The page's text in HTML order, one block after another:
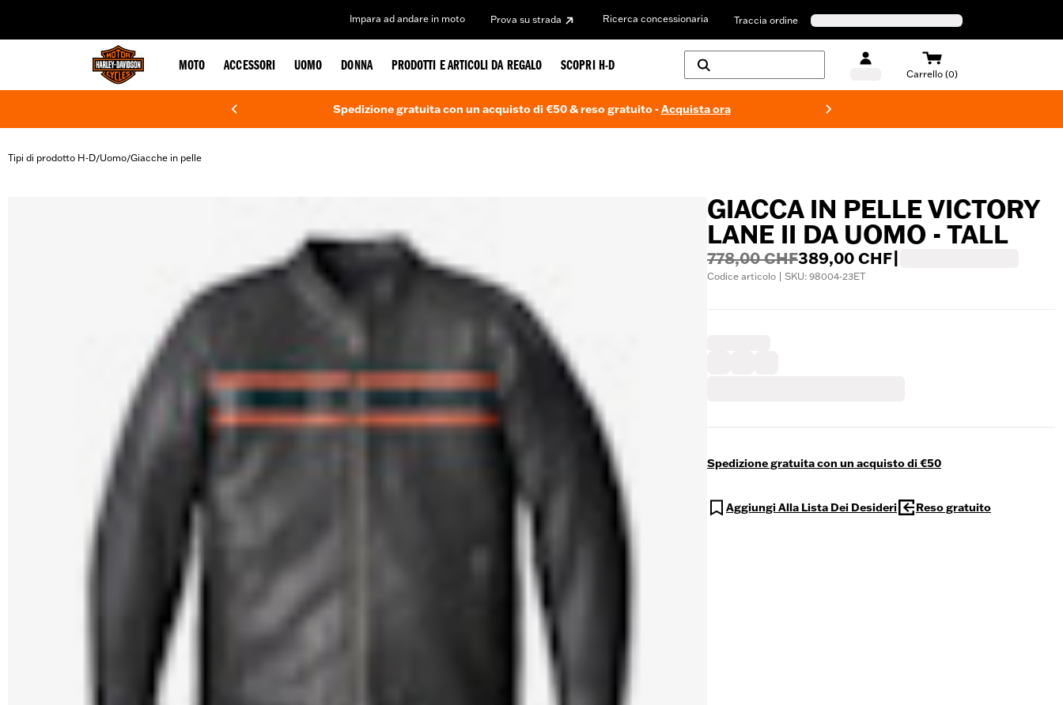
Impara ad andare in moto Prova su strada Ricerca concessionaria Traccia ordine
MOTO ACCESSORI UOMO DONNA PRODOTTI E ARTICOLI DA REGALO SCOPRI H-D
Carrello (0)
Spedizione gratuita con un acquisto di €50 & reso gratuito -Acquista ora
Tipi di prodotto H-D/Uomo/Giacche in pelle
GIACCA IN PELLE VICTORY
LANE II DA UOMO - TALL
778,00 CHF389,00 CHF
Codice articolo | SKU: 98004-23ET
Spedizione gratuita con un acquisto di €50
Aggiungi Alla Lista Dei Desideri Reso gratuito